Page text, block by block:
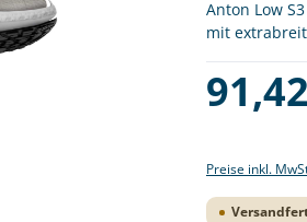
Anton Low
mit
Regulärer
Preise inkl.